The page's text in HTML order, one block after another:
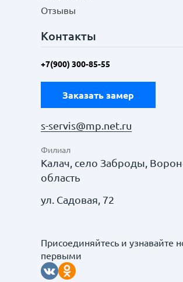
Отзывы
Контакты
+7(900) 300-85-55
Заказать замер
s-servis@mp.net.ru
Филиал
Калач, село Заброды,
область
ул. Садовая, 72
Присоединяйтесь и узнавайте
первыми